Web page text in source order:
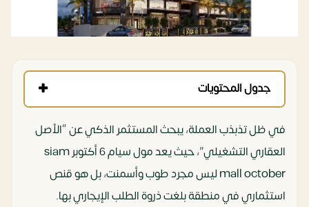
جدول المحتويات
في ظل تذبذب العملة، يبحث المستثمر الذكي عن “الأصل
العقاري التشغيلي”، حيث يعد مول سيام 6 أكتوبر siam
mall october ليس مجرد طوب وأسمنت، بل هو قنص
استثماري في منطقة بلغت ذروة الطلب الإيجاري بها.